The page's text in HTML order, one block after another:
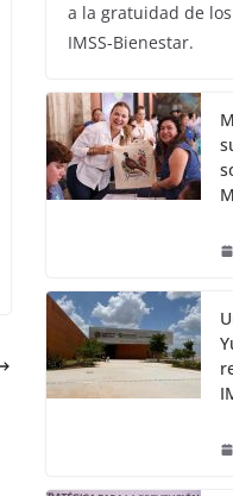
a la gratuidad de
IMSS-Bienestar.